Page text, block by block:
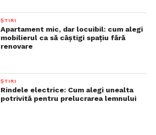
ȘTIRI
Apartament mic, dar locuibil: cum alegi
mobilierul ca să câștigi spațiu fără
renovare
ȘTIRI
Rindele electrice: Cum alegi unealta
potrivită pentru prelucrarea lemnului